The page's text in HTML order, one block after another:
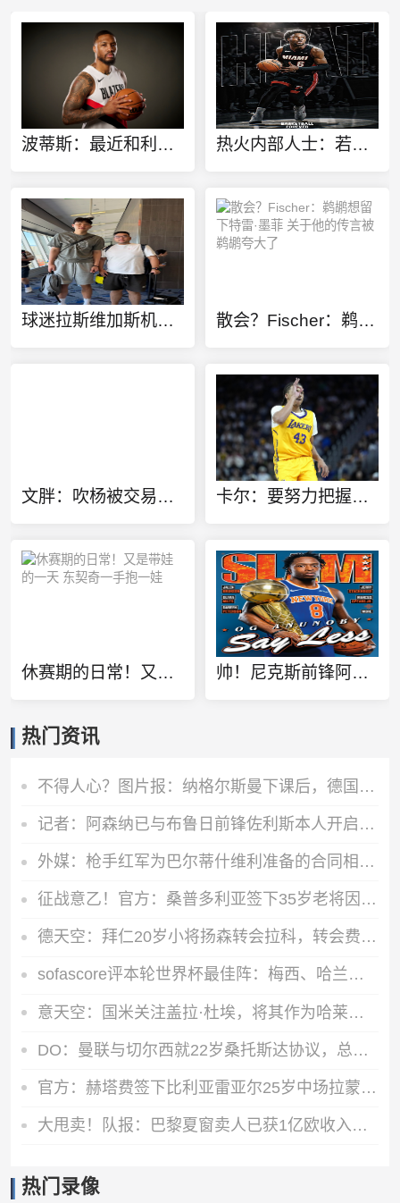
波蒂斯：最近和利拉德一起在犹他进行训练 他的状态非常劲爆 热火内部人士：若成功引入詹姆斯 他们愿为布朗尼提供双向合同
球迷拉斯维加斯机场偶遇杨瀚森！开拓者夏联首战将于后天开打！ 散会？Fischer：鹈鹕想留下特雷·墨菲 关于他的传言被鹈鹕夸大了
文胖：吹杨被交易前就有了续约保障 但奇才要求他缺战来争状元签 卡尔：要努力把握当下&尽可能多学东西 不被外界分散注意力
休赛期的日常！又是带娃的一天 东契奇一手抱一娃 帅！尼克斯前锋阿努诺比当选最新一期《SLAM》杂志封面人物
热门资讯
不得人心？图片报：纳格尔斯曼下课后，德国队仅有吕迪格社媒致谢
记者：阿森纳已与布鲁日前锋佐利斯本人开启谈判，并获知要价
外媒：枪手红军为巴尔蒂什维利准备的合同相同 转会将取决于球员
征战意乙！官方：桑普多利亚签下35岁老将因西涅，据报道签约1年
德天空：拜仁20岁小将扬森转会拉科，转会费可达700万欧+2次分成
sofascore评本轮世界杯最佳阵：梅西、哈兰德、贝林厄姆领衔
意天空：国米关注盖拉·杜埃，将其作为哈莱利的替代人选
DO：曼联与切尔西就22岁桑托斯达协议，总价5000万镑+10%二转分成
官方：赫塔费签下比利亚雷亚尔25岁中场拉蒙·特拉茨，合同至2029
大甩卖！队报：巴黎夏窗卖人已获1亿欧收入，关窗前冲击3亿欧纪录
热门录像